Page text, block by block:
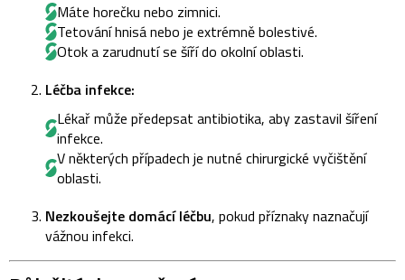
Máte horečku nebo zimnici.
Tetování hnisá nebo je extrémně bolestivé.
Otok a zarudnutí se šíří do okolní oblasti.
Léčba infekce:
Lékař může předepsat antibiotika, aby zastavil šíření
infekce.
V některých případech je nutné chirurgické vyčištění
oblasti.
Nezkoušejte domácí léčbu, pokud příznaky naznačují
vážnou infekci.